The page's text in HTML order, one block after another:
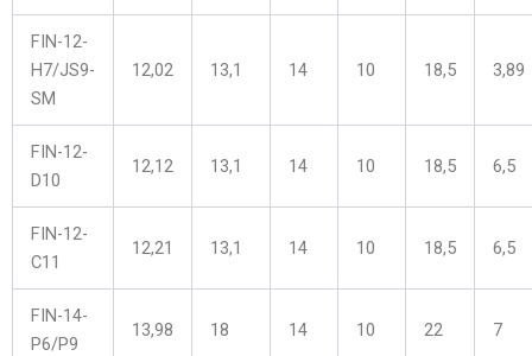
FIN-12-
H7/JS9-
SM
12,02 13,1 14 10 18,5 3,89
FIN-12-
D10
12,12 13,1 14 10 18,5 6,5
FIN-12-
C11
12,21 13,1 14 10 18,5 6,5
FIN-14-
P6/P9
13,98 18 14 10 22 7